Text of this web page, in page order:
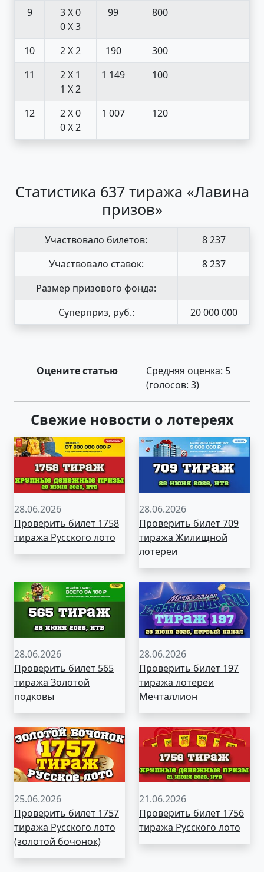
9
3 X 0
0 X 3
99 800
10 2 X 2 190
300
11
2 X 1
1 X 2
1 149 100
12
2 X 0
0 X 2
1 007 120
Статистика 637 тиража «Лавина
призов»
Участвовало билетов:
8 237
Участвовало ставок:
8 237
Размер призового фонда:
Суперприз, руб.:
20 000 000
Оцените статью Средняя оценка: 5
(голосов: 3)
Свежие новости о лотереях
28.06.2026
Проверить билет 1758
тиража Русского лото
28.06.2026
Проверить билет 709
тиража Жилищной
лотереи
28.06.2026
Проверить билет 565
тиража Золотой
подковы
28.06.2026
Проверить билет 197
тиража лотереи
Мечталлион
25.06.2026
Проверить билет 1757
тиража Русского лото
(золотой бочонок)
21.06.2026
Проверить билет 1756
тиража Русского лото